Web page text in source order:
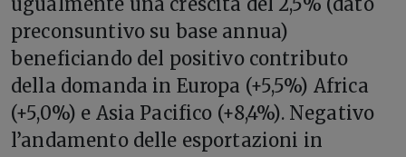
preconsuntivo su base annua)
beneficiando del positivo contributo
della domanda in Europa (+5,5%) Africa
(+5,0%) e Asia Pacifico (+8,4%). Negativo
l’andamento delle esportazioni in